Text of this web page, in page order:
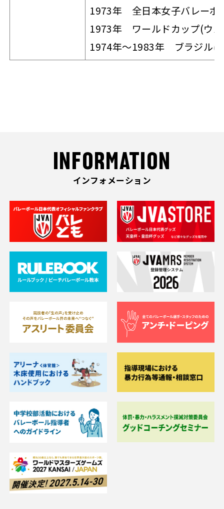
1973年 全日本女子バレーボ
1973年 ワールドカップ(ウ
1974年～1983年 ブラジルに
INFORMATION
インフォメーション